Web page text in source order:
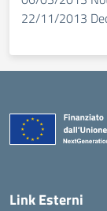
22/11/2013
Link Esterni